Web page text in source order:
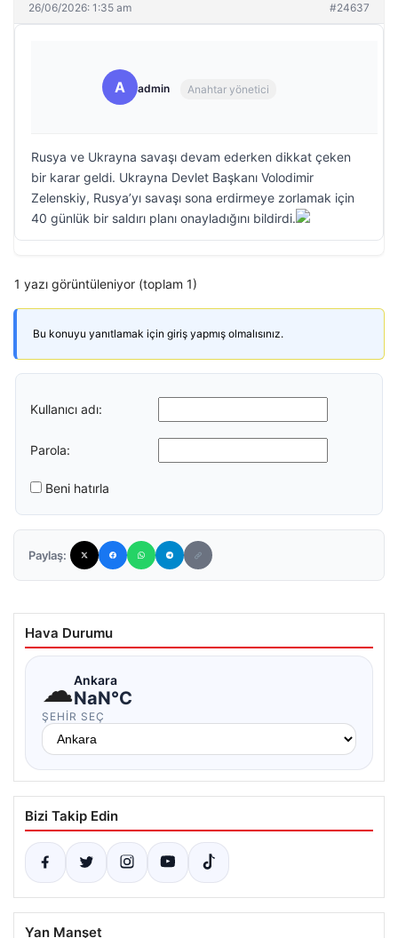
26/06/2026: 1:35 am #24637
A admin Anahtar yönetici
Rusya ve Ukrayna savaşı devam ederken dikkat çeken
bir karar geldi. Ukrayna Devlet Başkanı Volodimir
Zelenskiy, Rusya’yı savaşı sona erdirmeye zorlamak için
40 günlük bir saldırı planı onayladığını bildirdi.
1 yazı görüntüleniyor (toplam 1)
Bu konuyu yanıtlamak için giriş yapmış olmalısınız.
Kullanıcı adı:
Parola:
Beni hatırla
Paylaş:
Hava Durumu
☁Ankara
NaN°C
ŞEHIR SEÇ
Bizi Takip Edin
Yan Manşet